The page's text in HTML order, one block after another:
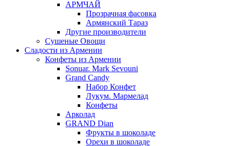
АРМЧАЙ
Прозрачная фасовка
Армянский Тараз
Другие производители
Сушеные Овощи
Сладости из Армении
Конфеты из Армении
Sonuar. Mark Sevouni
Grand Candy
Набор Конфет
Лукум. Мармелад
Конфеты
Арколад
GRAND Dian
Фрукты в шоколаде
Орехи в шоколаде